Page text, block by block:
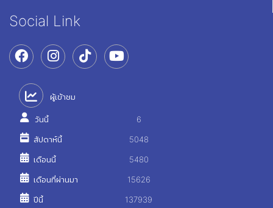
Social Link
ผู้เข้าชม
วันนี้ 6
สัปดาห์นี้ 5048
เดือนนี้ 5480
เดือนที่ผ่านมา 15626
ปีนี้ 137939